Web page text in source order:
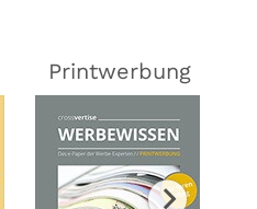
Printwerbung